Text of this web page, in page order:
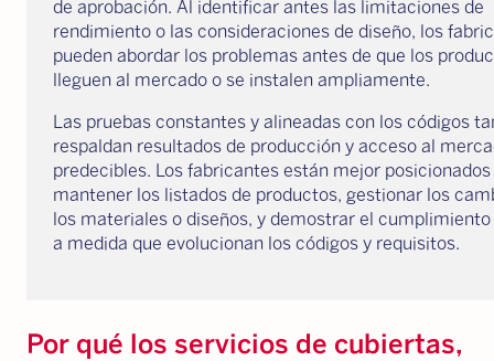
de aprobación. Al identificar antes las limitaciones de
rendimiento o las consideraciones de diseño, los
pueden abordar los problemas antes de que los
lleguen al mercado o se instalen ampliamente.
Las pruebas constantes y alineadas con los códigos
respaldan resultados de producción y acceso al
predecibles. Los fabricantes están mejor
mantener los listados de productos, gestionar los
los materiales o diseños, y demostrar el
a medida que evolucionan los códigos y requisitos.
Por qué los servicios de cubiertas,